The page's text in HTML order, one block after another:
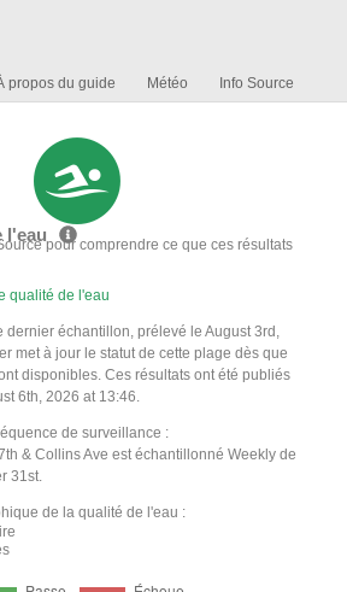
propos du guide Météo Info Source
l'eaupour comprendre ce que ces résultats
qualité de l'eau
dernier échantillon, prélevé le August 3rd,
met à jour le statut de cette plage dès que
disponibles. Ces résultats ont été publiés
6th, 2026 at 13:46.
de surveillance :
& Collins Ave est échantillonné Weekly de
31st.
de la qualité de l'eau :